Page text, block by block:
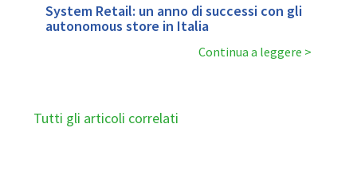
System Retail: un anno di successi con gli
autonomous store in Italia
Continua a leggere
Tutti gli articoli correlati